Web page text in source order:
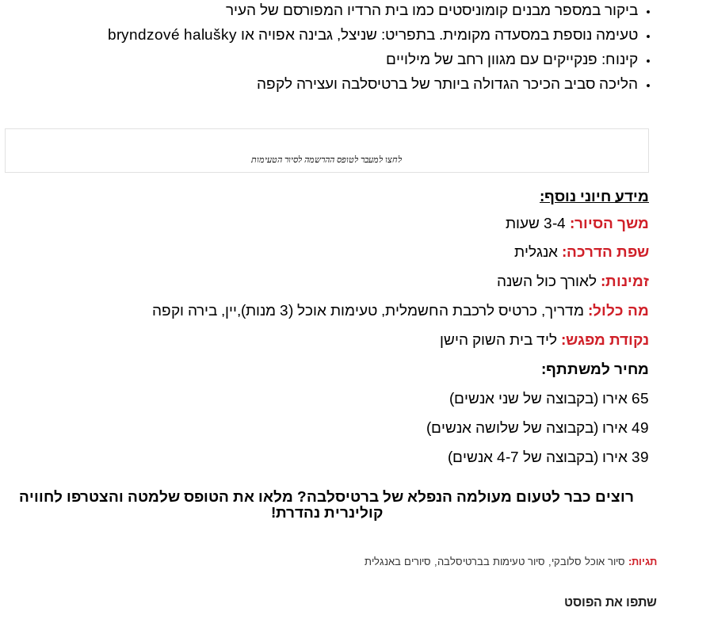
ביקור במספר מבנים קומוניסטים כמו בית הרדיו המפורסם של העיר
טעימה נוספת במסעדה מקומית. בתפריט: שניצל, גבינה אפויה או bryndzové halušky
קינוח: פנקייקים עם מגוון רחב של מילויים
הליכה סביב הכיכר הגדולה ביותר של ברטיסלבה ועצירה לקפה
לחצו למעבר לטופס ההרשמה לסיור הטעימות
מידע חיוני נוסף:
משך הסיור:
שפת הדרכה: אנגלית
זמינות: לאורך כול השנה
מה כלול: מדריך, כרטיס לרכבת החשמלית, טעימות אוכל (3 מנות),יין, בירה וקפה
נקודת מפגש: ליד בית השוק הישן
מחיר למשתתף:
65 אירו (בקבוצה של שני אנשים)
49 אירו (בקבוצה של שלושה אנשים)
39 אירו (בקבוצה של 4-7 אנשים)
רוצים כבר לטעום מעולמה הנפלא של ברטיסלבה? מלאו את הטופס שלמטה והצטרפו לחוויה
קולינרית נהדרת!
תגיות: סיור אוכל סלובקי סיור טעימות בברטיסלבה סיורים באנגלית
שתפו את הפוסט